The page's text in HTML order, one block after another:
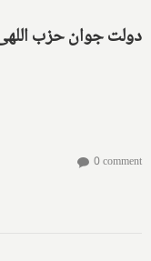
دولت جوان حزب
0 comment